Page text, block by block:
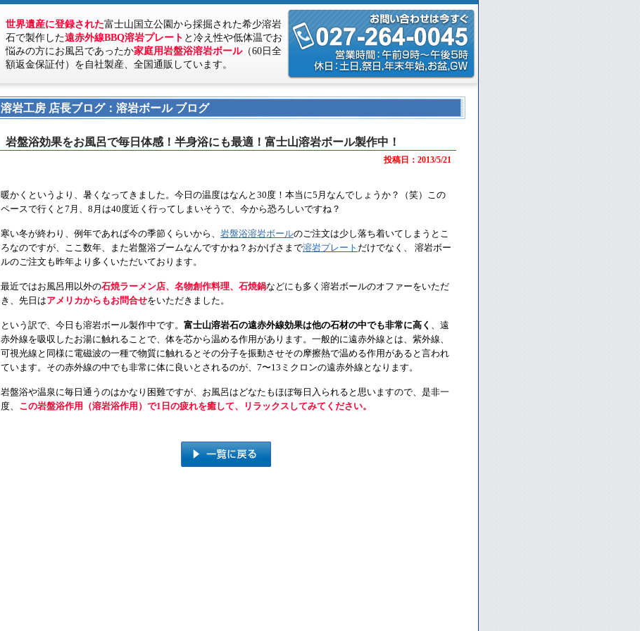
世界遺産に登録された富士山国立公園から採掘された希少溶岩
石で製作した遠赤外線BBQ溶岩プレート と冷え性や低体温でお
悩みの方にお風呂であったか家庭用岩盤浴溶岩ボール（60日全
額返金保証付）を自社製産、全国通販しています。
溶岩工房 店長ブログ：溶岩ボール ブログ
岩盤浴効果をお風呂で毎日体感！半身浴にも最適！富士山溶岩ボール製作中！
投稿日：2013/5/21
暖かくというより、暑くなってきました。今日の温度はなんと30度！本当に5月なんでしょうか？（笑）この
ペースで行くと7月、8月は40度近く行ってしまいそうで、今から恐ろしいですね？
寒い冬が終わり、例年であれば今の季節くらいから、 岩盤浴溶岩ボールのご注文は少し落ち着いてしまうとこ
ろなのですが、ここ数年、また岩盤浴ブームなんですかね？おかげさまで溶岩プレート だけでなく、 溶岩ボー
ルのご注文も昨年より多くいただいております。
最近ではお風呂用以外の石焼ラーメン店、名物創作料理、石焼鍋などにも多く溶岩ボールのオファーをいただ
き、先日はアメリカからもお問合せをいただきました。
という訳で、今日も溶岩ボール製作中です。 富士山溶岩石の遠赤外線効果は他の石材の中でも非常に高く 、遠
赤外線を吸収したお湯に触れることで、体を芯から温める作用があります。一般的に遠赤外線とは、紫外線、
可視光線と同様に電磁波の一種で物質に触れるとその分子を振動させその摩擦熱で温める作用があると言われ
ています。その赤外線の中でも非常に体に良いとされるのが、7〜13ミクロンの遠赤外線となります。
岩盤浴や温泉に毎日通うのはかなり困難ですが、お風呂はどなたもほぼ毎日入られると思いますので、是非一
度、 この岩盤浴作用（溶岩浴作用）で1日の疲れを癒して、リラックスしてみてください。